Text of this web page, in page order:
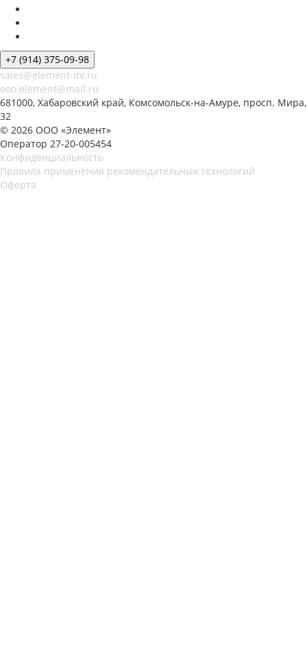
+7 (914) 375-09-98
sales@element-dv.ru
ooo.element@mail.ru
681000, Хабаровский край, Комсомольск-на-Амуре, просп. Мира,
32
© 2026 ООО «Элемент»
Оператор 27-20-005454
Конфиденциальность
Правила применения рекомендательных технологий
Оферта